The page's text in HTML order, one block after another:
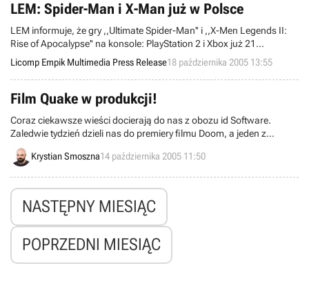
LEM: Spider-Man i X-Man już w Polsce
LEM informuje, że gry ,,Ultimate Spider-Man'' i ,,X-Men Legends II:
Rise of Apocalypse'' na konsole: PlayStation 2 i Xbox już 21
października będą dostępne w sprzedaży na poslkim rynku. Oba
tytuły można już zamówić w sklepie internetowym L.E.M. pod
adresem: http://sklep.lem.com.pl. Cena detaliczna każdego tytułu na
konsolę PS2 i Xbox to 259,00 zł.
Licomp Empik Multimedia Press Release18 października 2005 13:55
Film Quake w produkcji!
Coraz ciekawsze wieści docierają do nas z obozu id Software.
Zaledwie tydzień dzieli nas do premiery filmu Doom, a jeden z
właścicieli firmy – Todd Hollenshead – ogłosił kolejną nowinę
dotyczącą przeniesienia popularnej marki gier video do kin. Tym
Krystian Smoszna14 października 2005 11:50
NASTĘPNY MIESIĄC
POPRZEDNI MIESIĄC